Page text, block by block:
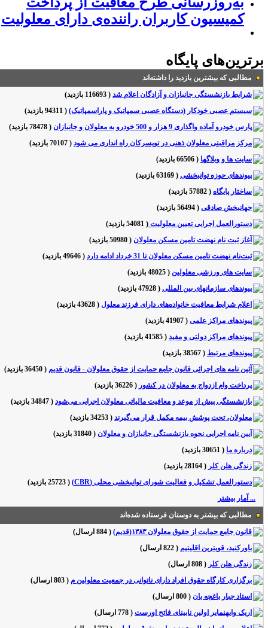
کمیسیون کاربران راننده‌ی دارای معلولیت
پایگاه
مطالبی که بیشترین بازدید را داشته‌اند
شرایط بازنشستگی جانبازان و آزادگان اعلام شد(116693 بازدید
)
سیستم عصبی خودکار (دستگاه عصبی سمپاتیک و پاراسمپاتیک)(94311 بازدید
)
پارس خودرو آماده واگذاری 9 هزار و 500 خودرو به معلولان و جانبازان
(78478 بازدید
)
مرکز مراقبتی معلولان ذهنی در تویسرکان راه انداری می شود(70107 بازدید
)
سایت ها و وبلاگها(66506 بازدید
)
پیوندهای حوزه توانبخشی( 63169 بازدید
)
ساختار پایگاه(57882 بازدید
)
جهانبخش صادقی( 56494 بازدید
)
دستورالعمل اجرایی تعیین معلولیت(54081 بازدید
)
آغاز ثبت نام نهضت تامین مسکن معلولان(50980 بازدید
)
ثبت‌نام نهضت تامین مسکن معلولان تا 31 خرداد ادامه دارد
(49646 بازدید
)
سایت های ورزشی معلولین(48025 بازدید
)
پیوندهای سازمانهای بین المللی( 47928 بازدید
)
اعلام شرایط معافیت خانواده‌های دارای فرزند معلول(43628 بازدید
)
پیوندهای مراکز علمی( 41907 بازدید
)
پیوندهای مراکز دولتی و مفید(41585 بازدید
)
پیوندهای مرتبط(38567 بازدید
)
آئین نامه های اجرائی قانون جامع حمایت از حقوق معلولان - قانون قدیم(36450 بازدید
)
پرداخت وام ازدواج به معلولان در کشور(36226 بازدید
)
بازنشستگی پیش از موعد و معافیت مالیاتی معلولان اجرایی می‌شود(34847 بازدید
)
معلولان، تحت پوشش بیمه مکمل قرار می‌گیرند (34253 بازدید
)
آیین نامه اجرایی نحوه بازنشستگی جانبازان و معلولان(31840 بازدید
)
درباره ما (30651 بازدید
)
زندگی هلن کلر(28164 بازدید
)
دستورالعمل تشکیل و فعالیت شورای توانبخشی محلی (CBR)
(25723 بازدید
)
... آمار بیشتر
مطالبی که بیشتر به دوستان فرستاده شده‌اند
قانون جامع حمایت از حقوق معلولان ۱۳۸۳(قدیم)
(884 ارسال
)
باورکنید، قویترین اقلیتیم(822 ارسال
)
زندگی هلن کلر(808 ارسال
)
برگزاری کارگاه حقوق افراد دارای ناتوانی در جمعیت معلولین م(803 ارسال
)
استاد جبار باغچه بان(800 ارسال
)
اریک وایهنمایر اولین نابینای فاتح اورست(778 ارسال
)